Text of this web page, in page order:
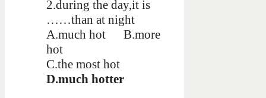
2.during the day,it is
……than at night
A.much hot B.more
hot
C.the most hot
D.much hotter